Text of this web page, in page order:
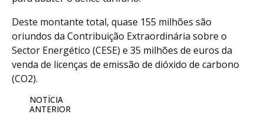
Deste montante total, quase 155 milhões são
oriundos da Contribuição Extraordinária sobre o
Sector Energético (CESE) e 35 milhões de euros da
venda de licenças de emissão de dióxido de carbono
(CO2).
NOTÍCIA
ANTERIOR